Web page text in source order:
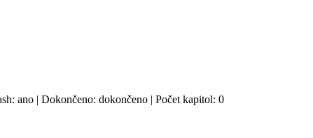
ano | Dokončeno: dokončeno | Počet kapitol: 0